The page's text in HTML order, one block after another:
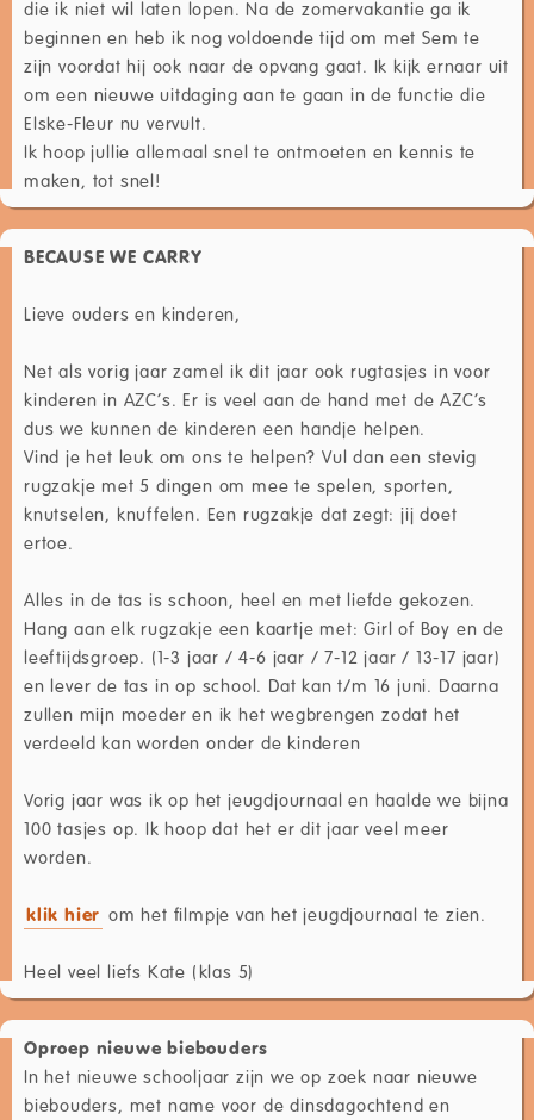
die ik niet wil laten lopen. Na de zomervakantie ga ik
beginnen en heb ik nog voldoende tijd om met Sem te
zijn voordat hij ook naar de opvang gaat. Ik kijk ernaar uit
om een nieuwe uitdaging aan te gaan in de functie die
Elske-Fleur nu vervult.
Ik hoop jullie allemaal snel te ontmoeten en kennis te
maken, tot snel!
BECAUSE WE CARRY
Lieve ouders en kinderen,
Net als vorig jaar zamel ik dit jaar ook rugtasjes in voor
kinderen in AZC’s. Er is veel aan de hand met de AZC’s
dus we kunnen de kinderen een handje helpen.
Vind je het leuk om ons te helpen? Vul dan een stevig
rugzakje met 5 dingen om mee te spelen, sporten,
knutselen, knuffelen. Een rugzakje dat zegt: jij doet
ertoe.
Alles in de tas is schoon, heel en met liefde gekozen.
Hang aan elk rugzakje een kaartje met: Girl of Boy en de
leeftijdsgroep. (1-3 jaar / 4-6 jaar / 7-12 jaar / 13-17 jaar)
en lever de tas in op school. Dat kan t/m 16 juni. Daarna
zullen mijn moeder en ik het wegbrengen zodat het
verdeeld kan worden onder de kinderen
Vorig jaar was ik op het jeugdjournaal en haalde we bijna
100 tasjes op. Ik hoop dat het er dit jaar veel meer
worden.
klik hier om het filmpje van het jeugdjournaal te zien.
Heel veel liefs Kate (klas 5)
Oproep nieuwe biebouders
In het nieuwe schooljaar zijn we op zoek naar nieuwe
biebouders, met name voor de dinsdagochtend en